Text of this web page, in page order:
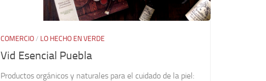
COMERCIO/ LO HECHO EN VERDE
Vid Esencial Puebla
Productos orgánicos y naturales para el cuidado de la piel: